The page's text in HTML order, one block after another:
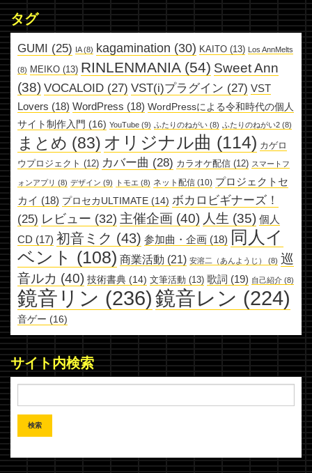
タグ
GUMI (25) IA(8) kagamination (30) KAITO (13) Los AnnMelts
(8) MEIKO (13) RINLENMANIA(54) Sweet Ann
(38) VOCALOID (27) VST(i)プラグイン (27) VST
Lovers (18) WordPress (18) WordPressによる令和時代の個人
サイト制作入門 (16) YouTube (9) ふたりのねがい (8) ふたりのねがい2 (8)
まとめ (83) オリジナル曲 (114) カゲロ
ウプロジェクト (12) カバー曲 (28) カラオケ配信 (12) スマートフ
ォンアプリ (8) デザイン (9) トモエ (8) ネット配信 (10) プロジェクトセ
カイ (18) プロセカULTIMATE (14) ボカロビギナーズ！
(25) レビュー (32) 主催企画 (40) 人生 (35) 個人
CD (17) 初音ミク (43) 参加曲・企画 (18) 同人イ
ベント (108) 商業活動 (21) 安溶二（あんようじ） (8) 巡
音ルカ (40) 技術書典 (14) 文筆活動 (13) 歌詞 (19) 自己紹介 (8)
鏡音リン (236)鏡音レン (224)
音ゲー (16)
サイト内検索